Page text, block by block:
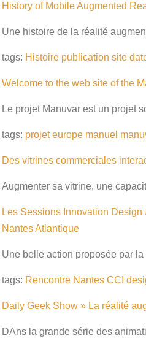
History of Mobile Augmented
Une histoire de la réalité
tags: Histoire publication site
Welcome to the web site of the
Le projet Manuvar est un projet
tags: projet europe manuel
Des vitrines commerciales
Augmenter sa vitrine, une
Les Sessions Innovation
Nantes Atlantique
Une belle action proposée par
tags: Rencontre Nantes CCI
Daily Geek Show » La réalité
DAns la grande série des